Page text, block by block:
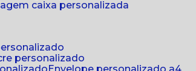
caixa personalizada
personalizado